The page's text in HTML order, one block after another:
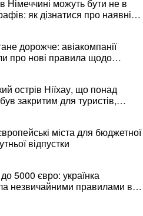
в Німеччині можуть бути не в
як дізнатися про наявні
дорожче: авіакомпанії
про нові правила щодо
острів Ніїхау, що понад
закритим для туристів,
перших відвідувачів
міста для бюджетної
відпустки
5000 євро: українка
незвичайними правилами в
та поділилася правдою